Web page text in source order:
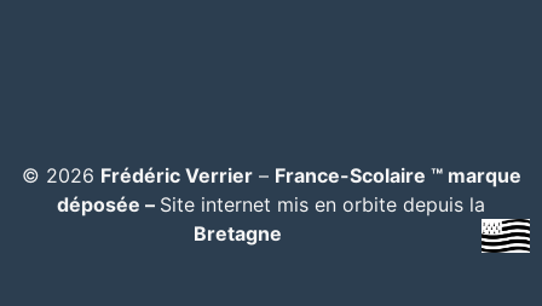
© 2026 Frédéric Verrier– France-Scolaire ™ marque
déposée – Site internet mis en orbite depuis la
Bretagne